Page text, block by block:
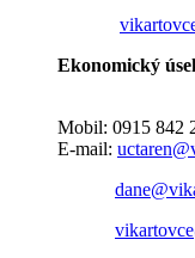
Ekonomický
Mobil: 0915 842
E-mail: